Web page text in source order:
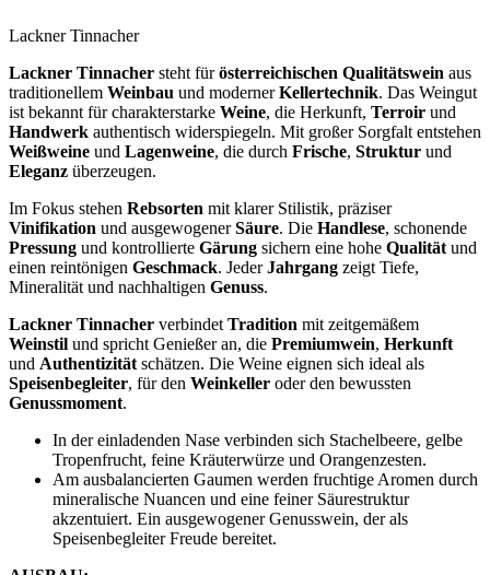
Lackner Tinnacher
Lackner Tinnacher steht fürösterreichischen Qualitätswein aus
traditionellem Weinbau und modernerKellertechnik. Das Weingut
ist bekannt für charakterstarke Weine, die Herkunft, Terroir und
Handwerk authentisch widerspiegeln. Mit großer Sorgfalt entstehen
Weißweine und Lagenweine, die durch Frische, Struktur und
Eleganz überzeugen.
Im Fokus stehen Rebsorten mit klarer Stilistik, präziser
Vinifikation und ausgewogenerSäure. Die Handlese, schonende
Pressung und kontrollierte Gärung sichern eine hohe Qualität und
einen reintönigen Geschmack. JederJahrgang zeigt Tiefe,
Mineralität und nachhaltigen Genuss.
Lackner Tinnacher verbindet Tradition mit zeitgemäßem
Weinstil und spricht Genießer an, die Premiumwein, Herkunft
und Authentizität schätzen. Die Weine eignen sich ideal als
Speisenbegleiter, für den Weinkeller oder den bewussten
Genussmoment.
In der einladenden Nase verbinden sich Stachelbeere, gelbe
Tropenfrucht, feine Kräuterwürze und Orangenzesten.
Am ausbalancierten Gaumen werden fruchtige Aromen durch
mineralische Nuancen und eine feiner Säurestruktur
akzentuiert. Ein ausgewogener Genusswein, der als
Speisenbegleiter Freude bereitet.